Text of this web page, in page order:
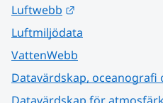
Luftwebb
Luftmiljödata
VattenWebb
Datavärdskap,
Datavärdskap för